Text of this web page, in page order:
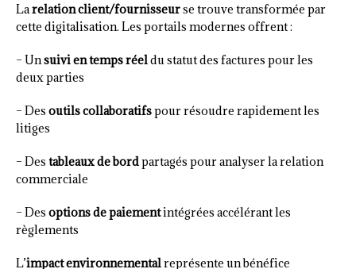
Larelation client/fournisseurse trouve transformée par
cette digitalisation. Les portails modernes offrent :
– Unsuivi en temps réeldu statut des factures pour les
deux parties
– Des outils collaboratifspour résoudre rapidement les
litiges
– Des tableaux de bordpartagés pour analyser la relation
commerciale
– Des options de paiementintégrées accélérant les
règlements
L’impact environnementalreprésente un bénéfice